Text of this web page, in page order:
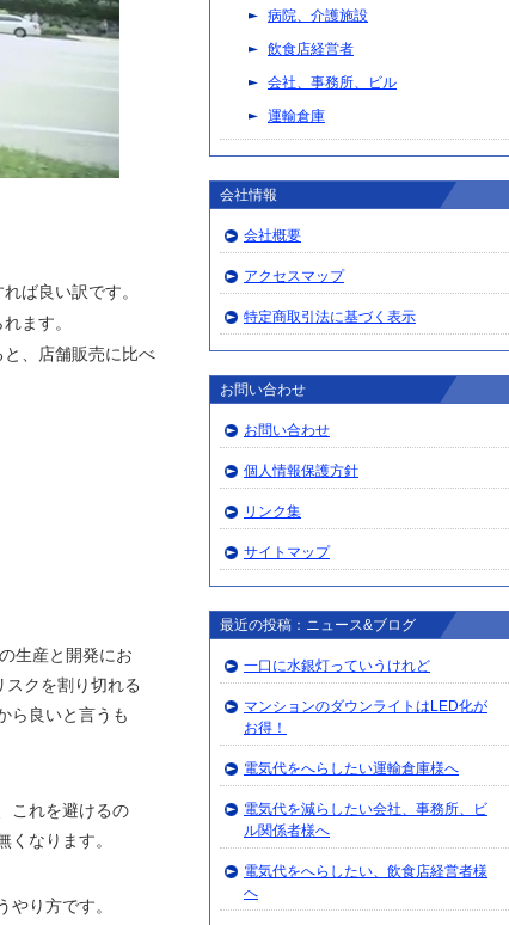
ば良い訳です。
ます。
、店舗販売に比べ
生産と開発にお
クを割り切れる
ら良いと言うも
これを避けるの
なります。
り方です。
病院、介護施設
飲食店経営者
会社、事務所、ビル
運輸倉庫
会社情報
会社概要
アクセスマップ
特定商取引法に基づく表示
お問い合わせ
お問い合わせ
個人情報保護方針
リンク集
サイトマップ
最近の投稿：ニュース&ブログ
一口に水銀灯っていうけれど
マンションのダウンライトはLED化が
お得！
電気代をへらしたい運輸倉庫様へ
電気代を減らしたい会社、事務所、ビ
ル関係者様へ
電気代をへらしたい、飲食店経営者様
へ